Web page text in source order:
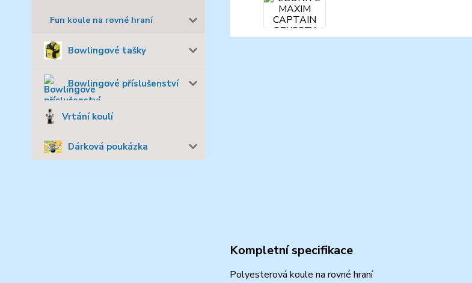
Fun koule na rovné hraní
Bowlingové tašky
Bowlingové příslušenství
Vrtání koulí
Dárková poukázka
Kompletní specifikace
Polyesterová koule na rovné hraní